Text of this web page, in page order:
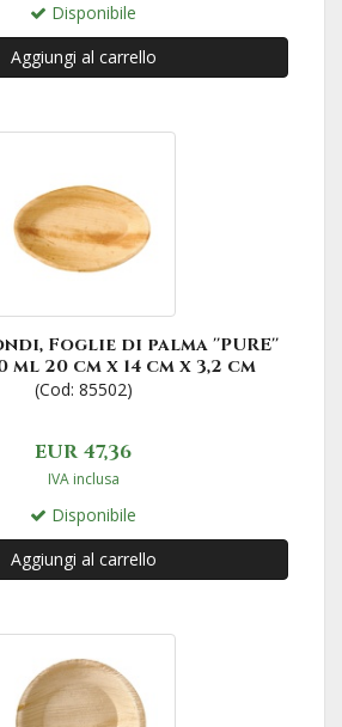
Disponibile
Aggiungi al carrello
Foglie di palma ''PURE''
ml 20 cm x 14 cm x 3,2 cm
(Cod: 85502)
EUR 47,36
IVA inclusa
Disponibile
Aggiungi al carrello